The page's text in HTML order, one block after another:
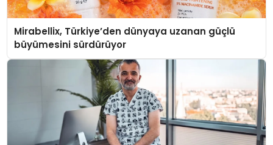
Mirabellix, Türkiye’den dünyaya uzanan güçlü
büyümesini sürdürüyor